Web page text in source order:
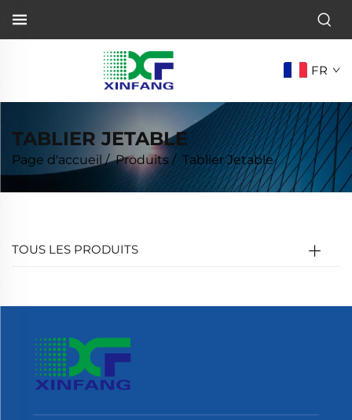
FR
TABLIER JETABLE
Page d'accueil/Produits/ Tablier Jetable
TOUS LES PRODUITS